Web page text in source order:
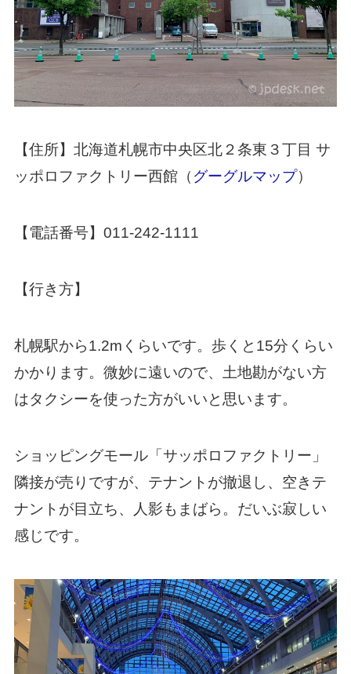
【住所】北海道札幌市中央区北２条東３丁目 サ
ッポロファクトリー西館（ グーグルマップ）
【電話番号】011-242-1111
【行き方】
札幌駅から1.2mくらいです。歩くと15分くらい
かかります。微妙に遠いので、土地勘がない方
はタクシーを使った方がいいと思います。
ショッピングモール「サッポロファクトリー」
隣接が売りですが、テナントが撤退し、空きテ
ナントが目立ち、人影もまばら。だいぶ寂しい
感じです。